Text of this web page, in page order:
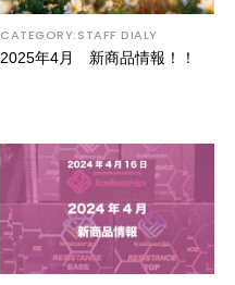
CATEGORY:STAFF DIALY
2025年4月 新商品情報！！